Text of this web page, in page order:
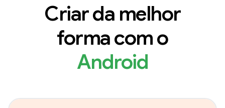
Criar da melhor
forma com o
Android